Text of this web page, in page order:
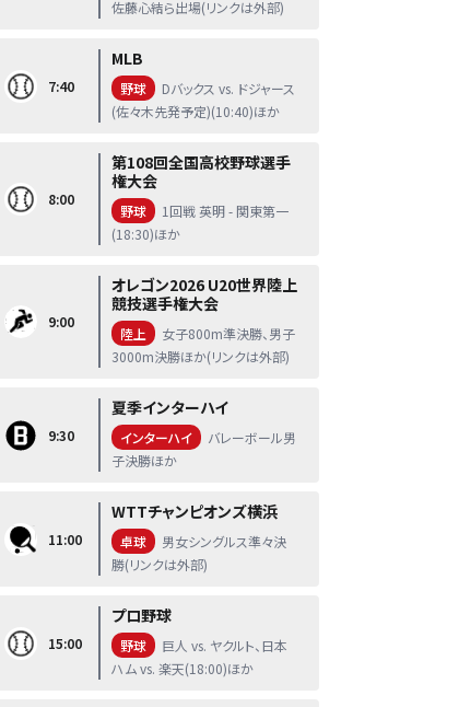
佐藤心結ら出場(リンクは外部)
7:40
MLB
野球
Dバックス vs. ドジャース
(佐々木先発予定)(10:40)ほか
8:00
第108回全国高校野球選手
権大会
野球
1回戦 英明 - 関東第一
(18:30)ほか
9:00
オレゴン2026 U20世界陸上
競技選手権大会
陸上
女子800m準決勝、男子
3000m決勝ほか(リンクは外部)
9:30
夏季インターハイ
インターハイ
バレーボール男
子決勝ほか
11:00
WTTチャンピオンズ横浜
卓球
男女シングルス準々決
勝(リンクは外部)
15:00
プロ野球
野球
巨人 vs. ヤクルト、日本
ハム vs. 楽天(18:00)ほか